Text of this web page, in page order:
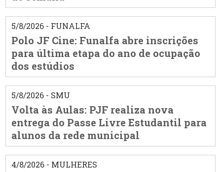
5/8/2026 - FUNALFA
Polo JF Cine: Funalfa abre inscrições
para última etapa do ano de ocupação
dos estúdios
5/8/2026 - SMU
Volta às Aulas: PJF realiza nova
entrega do Passe Livre Estudantil para
alunos da rede municipal
4/8/2026 - MULHERES